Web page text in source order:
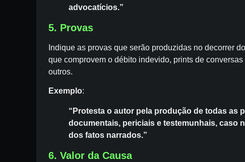
advocatícios.”
5. Provas
Indique as provas que serão produzidas no decorrer
que comprovem o débito indevido, prints de
outros.
Exemplo:
“Protesta o autor pela produção de todas as
documentais, periciais e testemunhais, caso
dos fatos narrados.”
6. Valor da Causa